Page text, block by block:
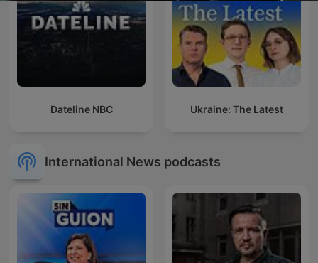
Dateline NBC Ukraine: The Latest
International News podcasts